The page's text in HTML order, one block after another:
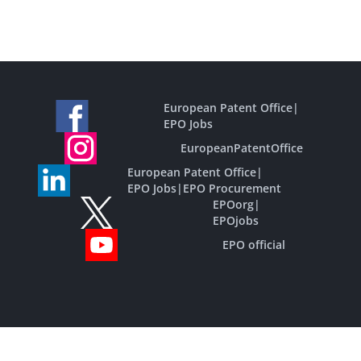
European Patent Office|
EPO Jobs
EuropeanPatentOffice
European Patent Office|
EPO Jobs| EPO Procurement
EPOorg|
EPOjobs
EPO official